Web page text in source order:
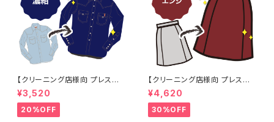
【クリーニング店様向 プレス加
工なし】綿100% 濃紺染め シャ
ツ 【元色：紺(Navy) - 色あせあ
り】 -染め直し[ネイビー - Nav
y]403-0116
¥3,520
20%OFF
【クリーニング店様向 プレス加
工なし】綿100% エンジ染め ス
カート 【元色：白 - 汚れあり】 -
染め直し[臙脂 - ワインレッド -
くすんだ深みのある赤]403-01
¥4,620
30%OFF